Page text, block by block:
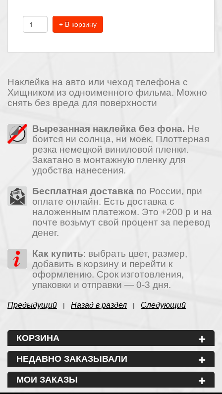
+ В корзину
Наклейка на авто или чеход телефона с
Хищником из одноименного фильма. Можно
снять без вреда для поверхности
Вырезанная наклейка без фона. Не
боится ни солнца, ни моек. Плоттерная
резка немецкой виниловой пленки.
Закатано в монтажную пленку для
удобства нанесения.
Бесплатная доставка по России, при
оплате онлайн. Есть доставка с
наложенным платежом. Это +200 р и на
почте возьмут свой процент за перевод
денег.
Как купить: выбрать цвет, размер,
добавить в корзину и перейти к
оформлению. Срок изготовления,
упаковки и отправки — 0-3 дня.
Предыдущий | Назад в раздел | Следующий
КОРЗИНА +
НЕДАВНО ЗАКАЗЫВАЛИ +
МОИ ЗАКАЗЫ +